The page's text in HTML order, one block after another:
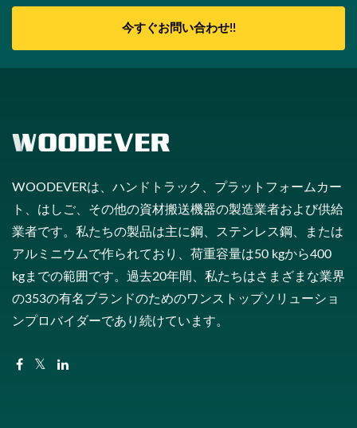
今すぐお問い合わせ!!
WOODEVERは、ハンドトラック、プラットフォームカー
ト、はしご、その他の資材搬送機器の製造業者および供給
業者です。私たちの製品は主に鋼、ステンレス鋼、または
アルミニウムで作られており、荷重容量は50 kgから400
kgまでの範囲です。過去20年間、私たちはさまざまな業界
の353の有名ブランドのためのワンストップソリューショ
ンプロバイダーであり続けています。